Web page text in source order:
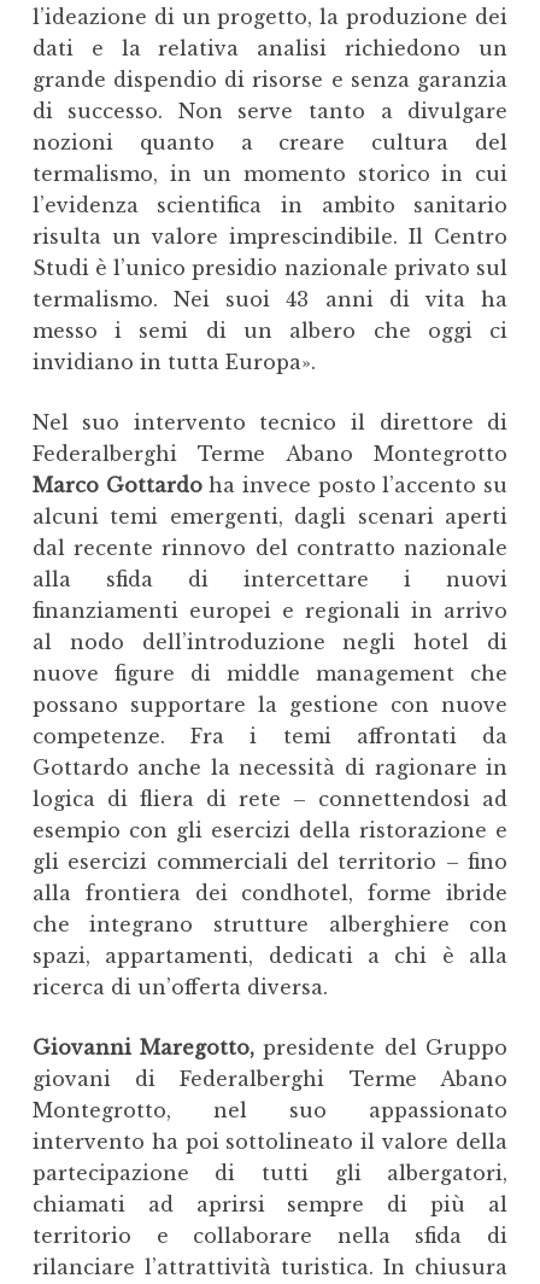
l’ideazione di un progetto, la produzione dei
dati e la relativa analisi richiedono un
grande dispendio di risorse e senza garanzia
di successo. Non serve tanto a divulgare
nozioni quanto a creare cultura del
termalismo, in un momento storico in cui
l’evidenza scientifica in ambito sanitario
risulta un valore imprescindibile. Il Centro
Studi è l’unico presidio nazionale privato sul
termalismo. Nei suoi 43 anni di vita ha
messo i semi di un albero che oggi ci
invidiano in tutta Europa».
Nel suo intervento tecnico il direttore di
Federalberghi Terme Abano Montegrotto
Marco Gottardoha invece posto l’accento su
alcuni temi emergenti, dagli scenari aperti
dal recente rinnovo del contratto nazionale
alla sfida di intercettare i nuovi
finanziamenti europei e regionali in arrivo
al nodo dell’introduzione negli hotel di
nuove figure di middle management che
possano supportare la gestione con nuove
competenze. Fra i temi affrontati da
Gottardo anche la necessità di ragionare in
logica di fliera di rete – connettendosi ad
esempio con gli esercizi della ristorazione e
gli esercizi commerciali del territorio – fino
alla frontiera dei condhotel, forme ibride
che integrano strutture alberghiere con
spazi, appartamenti, dedicati a chi è alla
ricerca di un’offerta diversa.
Giovanni Maregotto, presidente del Gruppo
giovani di Federalberghi Terme Abano
Montegrotto, nel suo appassionato
intervento ha poi sottolineato il valore della
partecipazione di tutti gli albergatori,
chiamati ad aprirsi sempre di più al
territorio e collaborare nella sfida di
rilanciare l’attrattività turistica. In chiusura